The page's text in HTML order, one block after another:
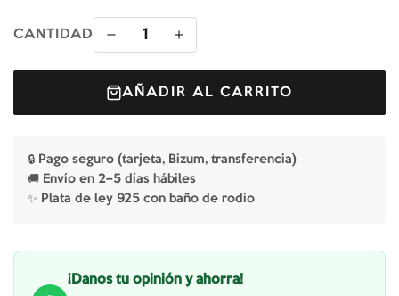
CANTIDAD 1
AÑADIR AL CARRITO
🔒 Pago seguro (tarjeta, Bizum, transferencia)
🚚 Envío en 2–5 días hábiles
✨ Plata de ley 925 con baño de rodio
¡Danos tu opinión y ahorra!